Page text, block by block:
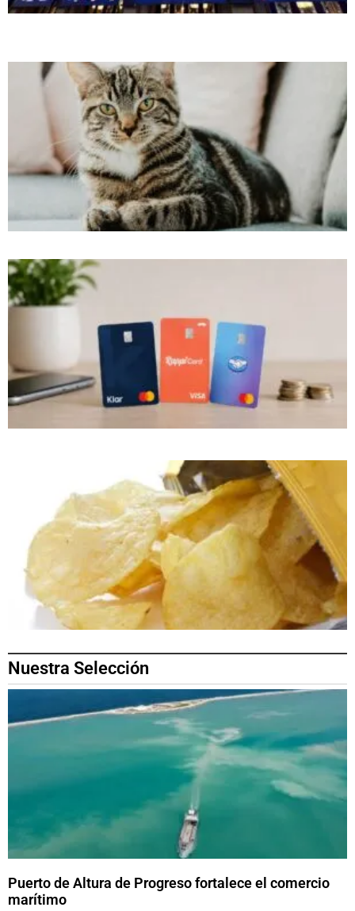
Nuestra Selección
Puerto de Altura de Progreso fortalece el comercio
marítimo